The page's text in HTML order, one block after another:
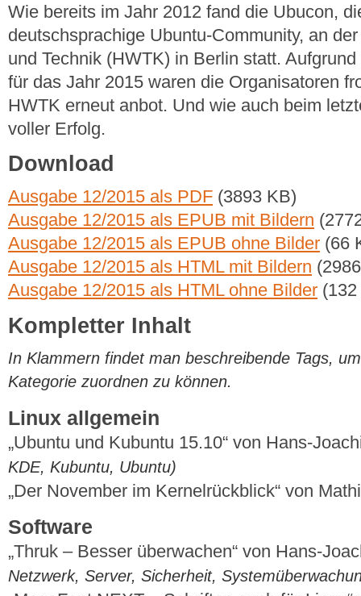
Wie bereits im Jahr 2012 fand die Ubucon,
deutschsprachige Ubuntu-Community, an
und Technik (HWTK) in Berlin statt.
für das Jahr 2015 waren die Organisatoren
HWTK erneut anbot. Und wie auch beim
voller Erfolg.
Download
Ausgabe 12/2015 als PDF (3893 KB)
Ausgabe 12/2015 als EPUB mit Bildern
Ausgabe 12/2015 als EPUB ohne Bilder (66
Ausgabe 12/2015 als HTML mit Bildern
Ausgabe 12/2015 als HTML ohne Bilder
Kompletter Inhalt
In Klammern findet man beschreibende Tags,
Kategorie zuordnen zu können.
Linux allgemein
„Ubuntu und Kubuntu 15.10“ von Hans-
KDE, Kubuntu, Ubuntu)
„Der November im Kernelrückblick“ von
Software
„Thruk – Besser überwachen“ von Hans-
Netzwerk, Server, Sicherheit,